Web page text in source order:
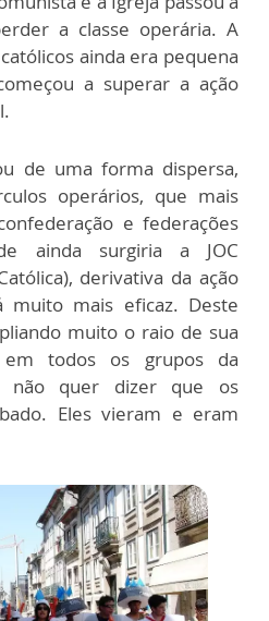
a classe operária. A
ainda era pequena
a superar a ação
de uma forma dispersa,
operários, que mais
e federações
ainda surgiria a JOC
derivativa da ação
muito mais eficaz. Deste
muito o raio de sua
todos os grupos da
não quer dizer que os
Eles vieram e eram